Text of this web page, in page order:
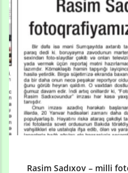
Rasim Sadıxov – milli